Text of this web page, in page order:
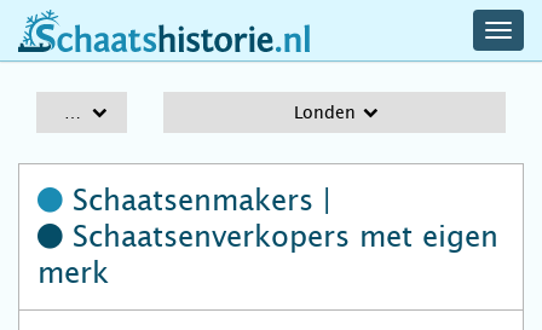
schaatshistorie.nl
Londen
Schaatsenmakers |
Schaatsenverkopers met eigen
merk